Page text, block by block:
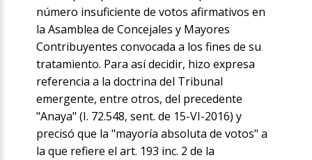
número insuficiente de votos afirmativos en
la Asamblea de Concejales y Mayores
Contribuyentes convocada a los fines de su
tratamiento. Para así decidir, hizo expresa
referencia a la doctrina del Tribunal
emergente, entre otros, del precedente
"Anaya" (I. 72.548, sent. de 15-VI-2016) y
precisó que la "mayoría absoluta de votos" a
la que refiere el art. 193 inc. 2 de la